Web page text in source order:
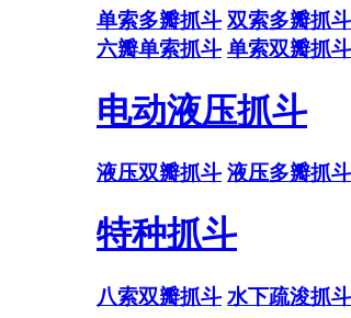
单索多瓣抓斗 双索多瓣抓斗
六瓣单索抓斗 单索双瓣抓斗
电动液压抓斗
液压双瓣抓斗 液压多瓣抓斗
特种抓斗
八索双瓣抓斗 水下疏浚抓斗